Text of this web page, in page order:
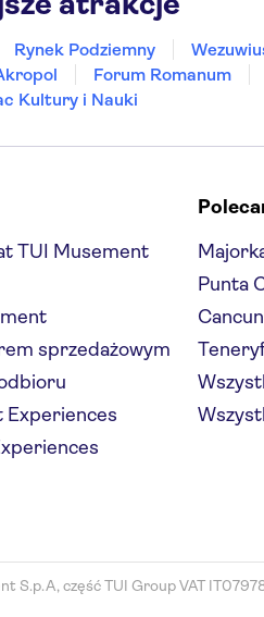
Rynek Podziemny
Forum Romanum
Kultury i Nauki
TUI Musement
sprzedażowym
Experiences
Punta
Cancun
S.p.A, część TUI Group VAT